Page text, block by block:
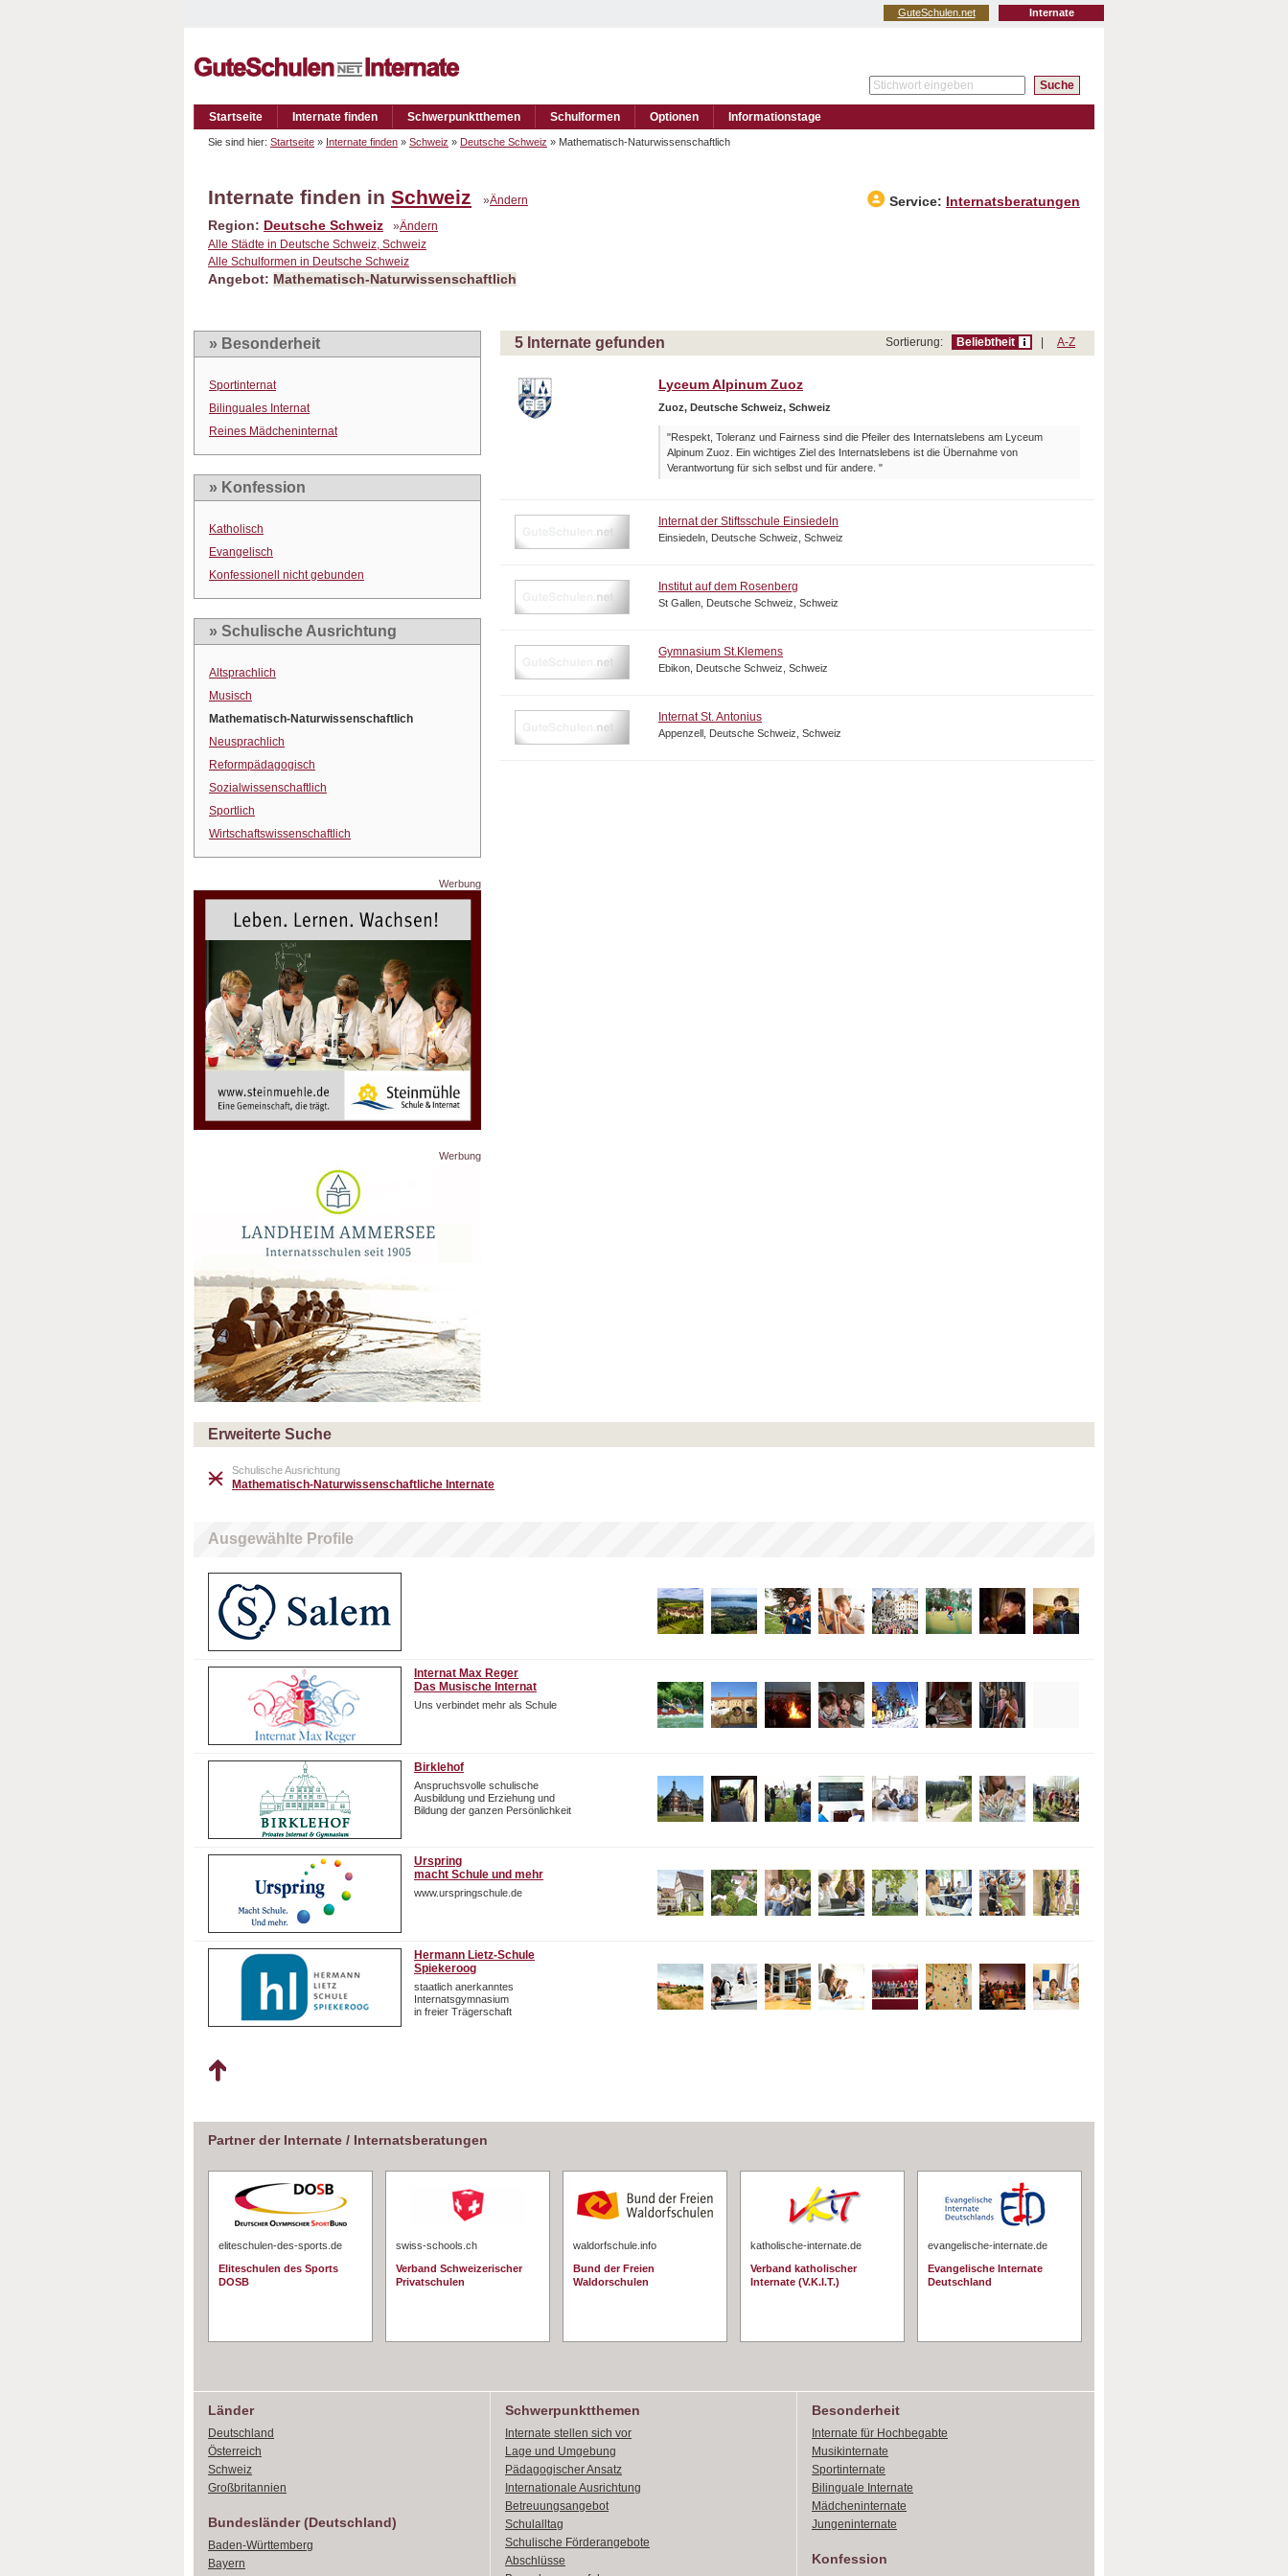
Internate
GuteSchulen.net
Startseite Internate finden Schwerpunktthemen Schulformen Optionen Informationstage
Sie sind hier: Startseite » Internate finden » Schweiz » Deutsche Schweiz » Mathematisch-Naturwissenschaftlich
Internate finden in Schweiz »Ändern Service:
Internatsberatungen
Region: Deutsche Schweiz »Ändern
Alle Städte in Deutsche Schweiz, Schweiz
Alle Schulformen in Deutsche Schweiz
Angebot: Mathematisch-Naturwissenschaftlich
» Besonderheit
Sportinternat
Bilinguales Internat
Reines Mädcheninternat
» Konfession
Katholisch
Evangelisch
Konfessionell nicht gebunden
» Schulische Ausrichtung
Altsprachlich
Musisch
Mathematisch-Naturwissenschaftlich
Neusprachlich
Reformpädagogisch
Sozialwissenschaftlich
Sportlich
Wirtschaftswissenschaftlich
Werbung
Werbung
5 Internate gefunden Sortierung: Beliebtheit A-Z
Lyceum Alpinum Zuoz
Zuoz, Deutsche Schweiz, Schweiz
"Respekt, Toleranz und Fairness sind die Pfeiler des Internatslebens am Lyceum
Alpinum Zuoz. Ein wichtiges Ziel des Internatslebens ist die Übernahme von
Verantwortung für sich selbst und für andere. "
Internat der Stiftsschule Einsiedeln
Einsiedeln, Deutsche Schweiz, Schweiz
Institut auf dem Rosenberg
St Gallen, Deutsche Schweiz, Schweiz
Gymnasium St.Klemens
Ebikon, Deutsche Schweiz, Schweiz
Internat St. Antonius
Appenzell, Deutsche Schweiz, Schweiz
Erweiterte Suche
Schulische Ausrichtung
Mathematisch-Naturwissenschaftliche Internate
Ausgewählte Profile
Internat Max Reger
Das Musische Internat
Uns verbindet mehr als Schule
Birklehof
Anspruchsvolle schulische
Ausbildung und Erziehung und
Bildung der ganzen Persönlichkeit
Urspring
macht Schule und mehr
www.urspringschule.de
Hermann Lietz-Schule
Spiekeroog
staatlich anerkanntes
Internatsgymnasium
in freier Trägerschaft
Partner der Internate / Internatsberatungen
eliteschulen-des-sports.de
Eliteschulen des Sports
DOSB
swiss-schools.ch
Verband Schweizerischer
Privatschulen
waldorfschule.info
Bund der Freien
Waldorschulen
katholische-internate.de
Verband katholischer
Internate (V.K.I.T.)
evangelische-internate.de
Evangelische Internate
Deutschland
Länder
Deutschland
Österreich
Schweiz
Großbritannien
Bundesländer (Deutschland)
Baden-Württemberg
Bayern
Schwerpunktthemen
Internate stellen sich vor
Lage und Umgebung
Pädagogischer Ansatz
Internationale Ausrichtung
Betreuungsangebot
Schulalltag
Schulische Förderangebote
Abschlüsse
Besonderheit
Internate für Hochbegabte
Musikinternate
Sportinternate
Bilinguale Internate
Mädcheninternate
Jungeninternate
Konfession